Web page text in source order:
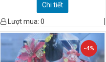
Chi tiết
Lượt mua: 0
-4%